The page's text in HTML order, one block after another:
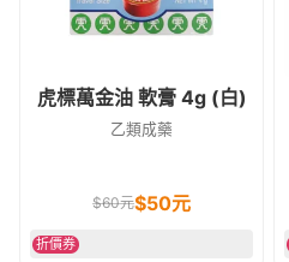
虎標萬金油 軟膏 4g (白)
乙類成藥
$60元$50元
折價券